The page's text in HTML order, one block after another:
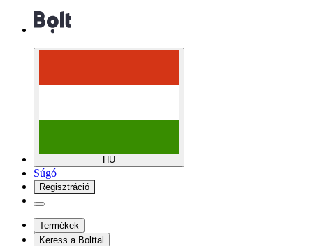
HU
Súgó
Regisztráció
Termékek
Keress a Bolttal